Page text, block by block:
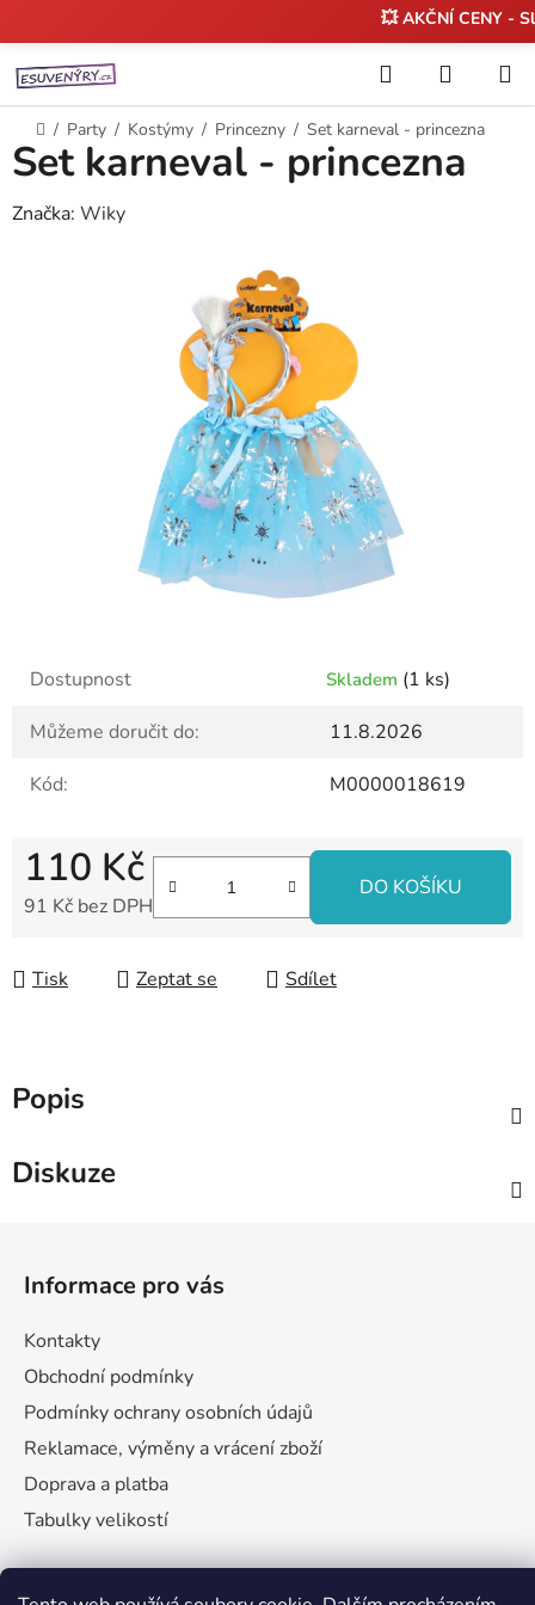
na
obsah
💥 AKČNÍ CENY -
Hledat
KOŠÍK
Domů
/ Party / Kostýmy / Princezny / Set karneval - princezna
Dostupnost Skladem (1 ks)
Můžeme doručit do:
11.8.2026
Kód:
M0000018619
110 Kč
91 Kč bez DPH
DO KOŠÍKU
Tisk Zeptat se Sdílet
Set karneval - princezna
Značka: Wiky
Popis
Diskuze
Informace pro vás
Kontakty
Obchodní podmínky
Podmínky ochrany osobních údajů
Reklamace, výměny a vrácení zboží
Doprava a platba
Tabulky velikostí